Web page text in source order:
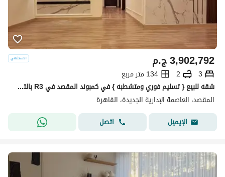
ج.م3,902,792
3
2
134 متر مربع
شقه للبيع { تسليم فوري ومتشطبه } في كمبوند المقصد في R3 بالتقسيط علي 10 سنوات في العاصمه الاداريه
المقصد، العاصمة الإدارية الجديدة، القاهرة
الإيميل
اتصل